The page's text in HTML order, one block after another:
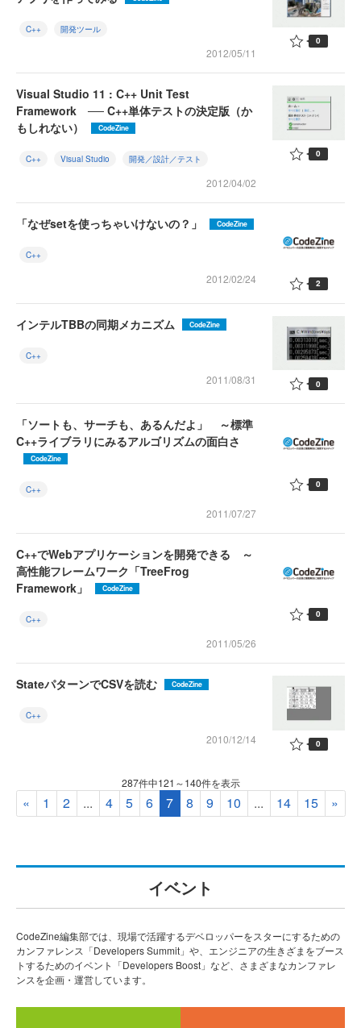
C++ 開発ツール
2012/05/11
0
Visual Studio 11 : C++ Unit Test
Framework ── C++単体テストの決定版（か
もしれない）
CodeZine
C++ Visual Studio 開発／設計／テスト
2012/04/02
0
「なぜsetを使っちゃいけないの？」 CodeZine
C++
2012/02/24 2
インテルTBBの同期メカニズム CodeZine
C++
2011/08/31 0
「ソートも、サーチも、あるんだよ」 ～標準
C++ライブラリにみるアルゴリズムの面白さ
CodeZine
C++
2011/07/27
0
C++でWebアプリケーションを開発できる ～
高性能フレームワーク「TreeFrog
Framework」
CodeZine
C++
2011/05/26
0
StateパターンでCSVを読む CodeZine
C++
2010/12/14 0
287件中121～140件を表示
« 1 2 ... 4 5 6 7 8 9 10 ... 14 15 »
イベント
CodeZine編集部では、現場で活躍するデベロッパーをスターにするための
カンファレンス「Developers Summit」や、エンジニアの生きざまをブース
トするためのイベント「Developers Boost」など、さまざまなカンファレ
ンスを企画・運営しています。